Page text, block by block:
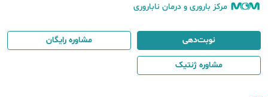
مرکز باروری و درمان ناباروری
نوبت‌دهی مشاوره رایگان
مشاوره ژنتیک